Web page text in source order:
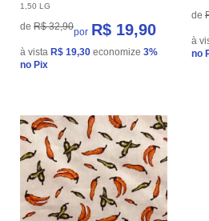
1,50 LG
de R$ 32,90por R$ 19,90
à vista R$ 19,30 economize 3%
no Pix
de
à
no